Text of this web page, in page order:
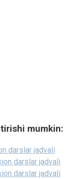
mumkin:
darslar jadvali
darslar jadvali
darslar jadvali